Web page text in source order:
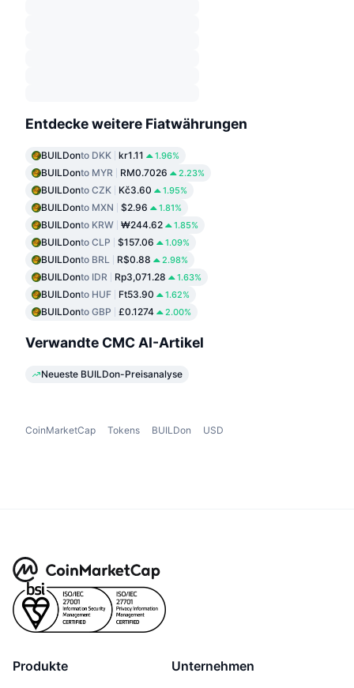
Entdecke weitere Fiatwährungen
BUILDonto DKK kr1.11 1.96%
BUILDonto MYR RM0.7026 2.23%
BUILDonto CZK Kč3.60 1.95%
BUILDonto MXN $2.96 1.81%
BUILDonto KRW ₩244.62 1.85%
BUILDonto CLP $157.06 1.09%
BUILDonto BRL R$0.88 2.98%
BUILDonto IDR Rp3,071.28 1.63%
BUILDonto HUF Ft53.90 1.62%
BUILDonto GBP £0.1274 2.00%
Verwandte CMC AI-Artikel
Neueste BUILDon-Preisanalyse
CoinMarketCap Tokens BUILDon USD
Produkte Unternehmen